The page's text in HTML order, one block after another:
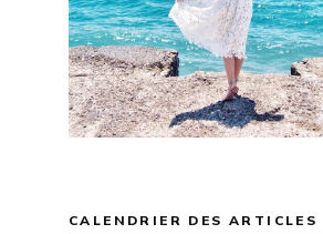
CALENDRIER DES ARTICLES